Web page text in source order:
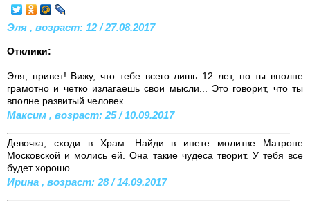
Эля , возраст: 12 / 27.08.2017
Отклики:
Эля, привет! Вижу, что тебе всего лишь 12 лет, но ты вполне
грамотно и четко излагаешь свои мысли... Это говорит, что ты
вполне развитый человек.
Максим , возраст: 25 / 10.09.2017
Девочка, сходи в Храм. Найди в инете молитве Матроне
Московской и молись ей. Она такие чудеса творит. У тебя все
будет хорошо.
Ирина , возраст: 28 / 14.09.2017